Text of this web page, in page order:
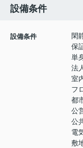
設備条件
設備条件
閑
保
単
法
室
フ
都
公
公
電
敷